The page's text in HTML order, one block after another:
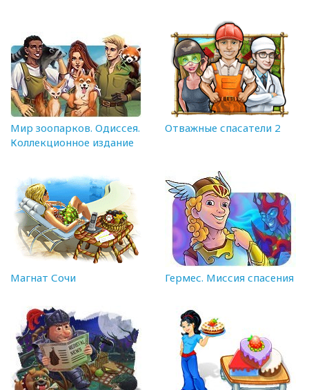
Мир зоопарков. Одиссея.
Коллекционное издание
Отважные спасатели 2
Магнат Сочи Гермес. Миссия спасения